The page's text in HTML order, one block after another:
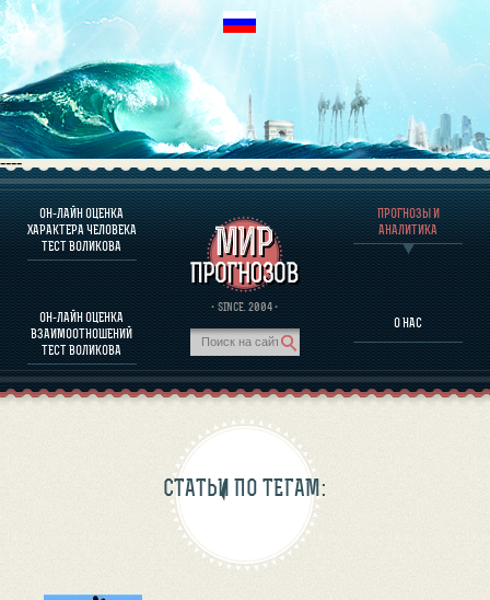
----
ОН-ЛАЙН ОЦЕНКА
ХАРАКТЕРА ЧЕЛОВЕКА
ТЕСТ ВОЛИКОВА
ОН-ЛАЙН ОЦЕНКА
ВЗАИМООТНОШЕНИЙ
ТЕСТ ВОЛИКОВА
· SINCE. 2004 ·
ПРОГНОЗЫ И
АНАЛИТИКА
О НАС
О ПРОГРАММЕ
ОЦЕНКА ХАРАКТЕРA ЧЕЛОВЕКА
ОЦЕНКА ХАРАКТЕРА ВЫДАЮЩИХСЯ ЛИЧНОСТЕЙ
О ПРОГРАММЕ
ПРОГНОЗЫ И АНАЛИТИКА
СТАТЬИ ПО ТЕГАМ: